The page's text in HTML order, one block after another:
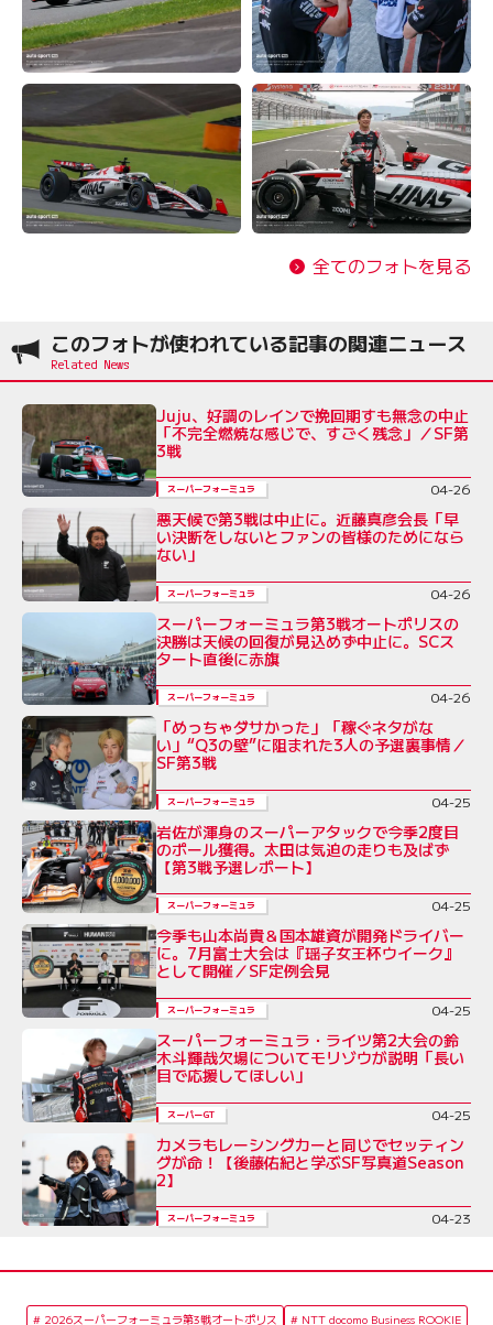
全てのフォトを見る
このフォトが使われている記事の関連ニュース
Juju、好調のレインで挽回期すも無念の中止
「不完全燃焼な感じで、すごく残念」／SF第
3戦
スーパーフォーミュラ 04-26
悪天候で第3戦は中止に。近藤真彦会長「早
い決断をしないとファンの皆様のためになら
ない」
スーパーフォーミュラ 04-26
スーパーフォーミュラ第3戦オートポリスの
決勝は天候の回復が見込めず中止に。SCス
タート直後に赤旗
スーパーフォーミュラ 04-26
「めっちゃダサかった」「稼ぐネタがな
い」“Q3の壁”に阻まれた3人の予選裏事情／
SF第3戦
スーパーフォーミュラ 04-25
岩佐が渾身のスーパーアタックで今季2度目
のポール獲得。太田は気迫の走りも及ばず
【第3戦予選レポート】
スーパーフォーミュラ 04-25
今季も山本尚貴＆国本雄資が開発ドライバー
に。7月富士大会は『瑶子女王杯ウイーク』
として開催／SF定例会見
スーパーフォーミュラ 04-25
スーパーフォーミュラ・ライツ第2大会の鈴
木斗輝哉欠場についてモリゾウが説明「長い
目で応援してほしい」
スーパーGT 04-25
カメラもレーシングカーと同じでセッティン
グが命！【後藤佑紀と学ぶSF写真道Season
2】
スーパーフォーミュラ 04-23
2026スーパーフォーミュラ第3戦オートポリス NTT docomo Business ROOKIE